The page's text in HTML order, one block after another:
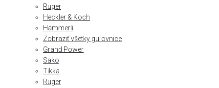
Ruger
Heckler & Koch
Hammerli
Zobraziť všetky guľovnice
Grand Power
Sako
Tikka
Ruger